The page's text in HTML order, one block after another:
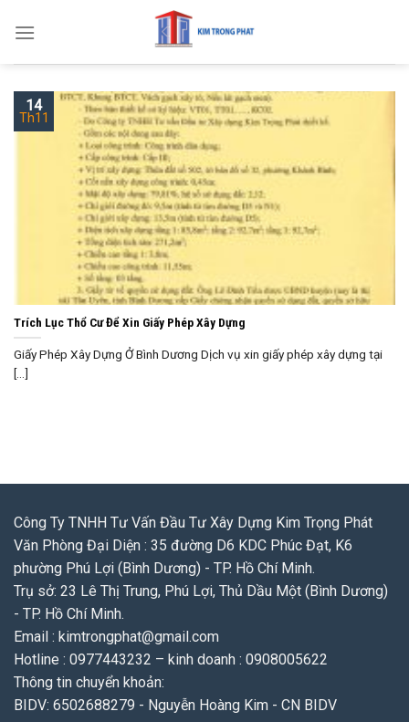
Trích Lục Thổ Cư Để Xin Giấy Phép Xây Dựng
Giấy Phép Xây Dựng Ở Bình Dương Dịch vụ xin giấy phép xây dựng tại
[...]
14
Th11
Công Ty TNHH Tư Vấn Đầu Tư Xây Dựng Kim Trọng Phát
Văn Phòng Đại Diện : 35 đường D6 KDC Phúc Đạt, K6
phường Phú Lợi (Bình Dương) - TP. Hồ Chí Minh.
Trụ sở: 23 Lê Thị Trung, Phú Lợi, Thủ Dầu Một (Bình Dương)
- TP. Hồ Chí Minh.
Email : kimtrongphat@gmail.com
Hotline : 0977443232 – kinh doanh : 0908005622
Thông tin chuyển khoản:
BIDV: 6502688279 - Nguyễn Hoàng Kim - CN BIDV